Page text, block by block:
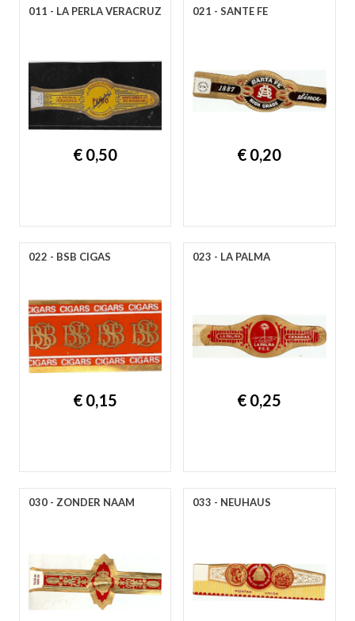
011 - LA PERLA VERACRUZ
€ 0,50
021 - SANTE FE
€ 0,20
022 - BSB CIGAS
€ 0,15
023 - LA PALMA
€ 0,25
030 - ZONDER NAAM 033 - NEUHAUS